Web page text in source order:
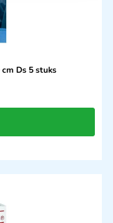
Ds 5 stuks